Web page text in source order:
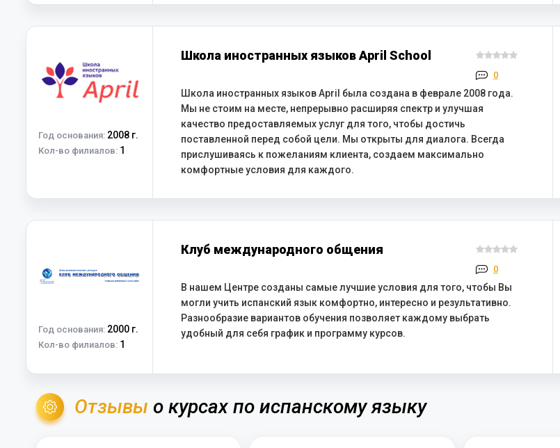
Год основания: 2008 г.
Кол-во филиалов: 1
Школа иностранных языков April School
0
Школа иностранных языков April была создана в феврале 2008 года.
Мы не стоим на месте, непрерывно расширяя спектр и улучшая
качество предоставляемых услуг для того, чтобы достичь
поставленной перед собой цели. Мы открыты для диалога. Всегда
прислушиваясь к пожеланиям клиента, создаем максимально
комфортные условия для каждого.
Год основания: 2000 г.
Кол-во филиалов: 1
Клуб международного общения
0
В нашем Центре созданы самые лучшие условия для того, чтобы Вы
могли учить испанский язык комфортно, интересно и результативно.
Разнообразие вариантов обучения позволяет каждому выбрать
удобный для себя график и программу курсов.
Отзывы о курсах по испанскому языку